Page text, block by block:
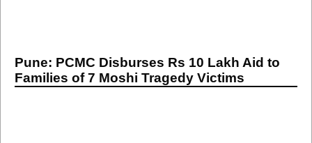
Pune: PCMC Disburses Rs 10 Lakh Aid to
Families of 7 Moshi Tragedy Victims